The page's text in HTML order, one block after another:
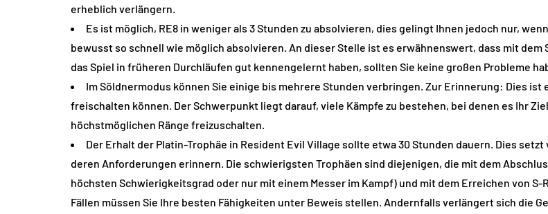
erheblich verlängern.
Es ist möglich, RE8 in weniger als 3 Stunden zu absolvieren, dies gelingt Ihnen jedoch nur,
bewusst so schnell wie möglich absolvieren. An dieser Stelle ist es erwähnenswert, dass mit dem
das Spiel in früheren Durchläufen gut kennengelernt haben, sollten Sie keine großen Probleme
Im Söldnermodus können Sie einige bis mehrere Stunden verbringen. Zur Erinnerung: Dies ist
freischalten können. Der Schwerpunkt liegt darauf, viele Kämpfe zu bestehen, bei denen es Ihr
höchstmöglichen Ränge freizuschalten.
Der Erhalt der Platin-Trophäe in Resident Evil Village sollte etwa 30 Stunden dauern. Dies
deren Anforderungen erinnern. Die schwierigsten Trophäen sind diejenigen, die mit dem
höchsten Schwierigkeitsgrad oder nur mit einem Messer im Kampf) und mit dem Erreichen von
Fällen müssen Sie Ihre besten Fähigkeiten unter Beweis stellen. Andernfalls verlängert sich die